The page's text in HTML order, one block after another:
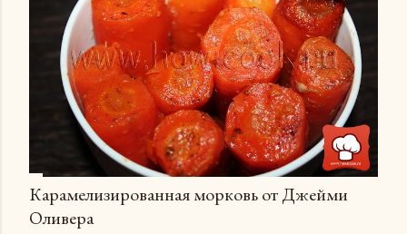
Карамелизированная морковь от Джейми
Оливера